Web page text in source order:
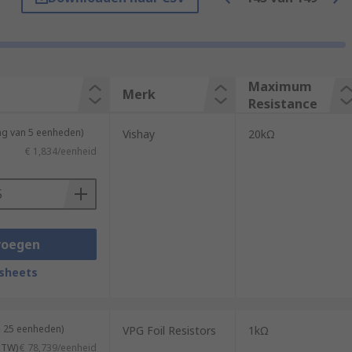
resistance rating. It is also worth
of cycles. Trimmer
on a PCB than a standard
than single turn models. A
screwdriver or with a specialised
Merk
Maximum
Resistance
van 5 eenheden)
€ 1,834/eenheid
Vishay 20kΩ
eenheden)
€ 78,739/eenheid
VPG Foil Resistors 1kΩ